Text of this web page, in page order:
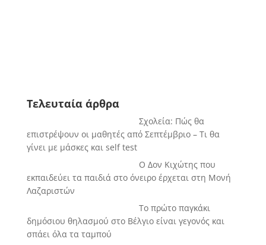
Τελευταία άρθρα
Σχολεία: Πώς θα
επιστρέψουν οι μαθητές από Σεπτέμβριο – Τι θα
γίνει με μάσκες και self test
Ο Δον Κιχώτης που
εκπαιδεύει τα παιδιά στο όνειρο έρχεται στη Μονή
Λαζαριστών
Το πρώτο παγκάκι
δημόσιου θηλασμού στο Βέλγιο είναι γεγονός και
σπάει όλα τα ταμπού